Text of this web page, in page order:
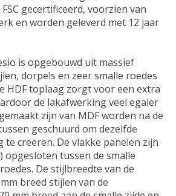
gecertificeerd, voorzien van
en worden geleverd met 12 jaar
is opgebouwd uit massief
dorpels en zeer smalle roedes
HDF toplaag zorgt voor een extra
de lakafwerking veel egaler
zijn van MDF worden na de
geschuurd om dezelfde
te creëren. De vlakke panelen zijn
opgesloten tussen de smalle
De stijlbreedte van de
breed stijlen van de